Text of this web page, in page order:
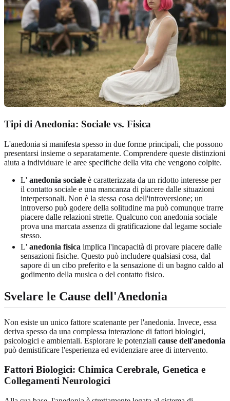
Tipi di Anedonia: Sociale vs. Fisica
L'anedonia si manifesta spesso in due forme principali, che possono
presentarsi insieme o separatamente. Comprendere queste distinzioni
aiuta a individuare le aree specifiche della vita che vengono colpite.
L' anedonia sociale è caratterizzata da un ridotto interesse per
il contatto sociale e una mancanza di piacere dalle situazioni
interpersonali. Non è la stessa cosa dell'introversione; un
introverso può godere della solitudine ma può comunque trarre
piacere dalle relazioni strette. Qualcuno con anedonia sociale
prova una marcata assenza di gratificazione dal legame sociale
stesso.
L' anedonia fisica implica l'incapacità di provare piacere dalle
sensazioni fisiche. Questo può includere qualsiasi cosa, dal
sapore di un cibo preferito e la sensazione di un bagno caldo al
godimento della musica o del contatto fisico.
Svelare le Cause dell'Anedonia
Non esiste un unico fattore scatenante per l'anedonia. Invece, essa
deriva spesso da una complessa interazione di fattori biologici,
psicologici e ambientali. Esplorare le potenziali cause dell'anedonia
può demistificare l'esperienza ed evidenziare aree di intervento.
Fattori Biologici: Chimica Cerebrale, Genetica e
Collegamenti Neurologici